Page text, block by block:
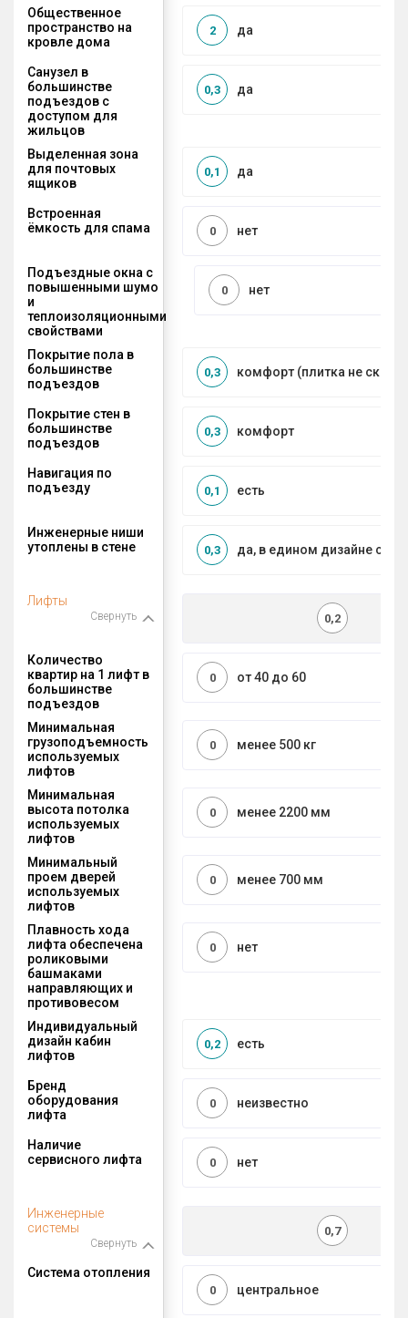
Общественное
пространство на
кровле дома
да
2
Санузел в
большинстве
подъездов с
доступом для
жильцов
да
0,3
Выделенная зона
для почтовых
ящиков
да
0,1
Встроенная
ёмкость для спама
нет
0
Подъездные окна с
повышенными шумо
и
теплоизоляционными
свойствами
нет
0
Покрытие пола в
большинстве
подъездов
комфорт (плитка не
0,3
Покрытие стен в
большинстве
подъездов
комфорт
0,3
Навигация по
подъезду
есть
0,1
Инженерные ниши
утоплены в стене
да, в едином дизайне с
0,3
Лифты
Свернуть 0,2
Количество
квартир на 1 лифт в
большинстве
подъездов
от 40 до 60
0
Минимальная
грузоподъемность
используемых
лифтов
менее 500 кг
0
Минимальная
высота потолка
используемых
лифтов
менее 2200 мм
0
Минимальный
проем дверей
используемых
лифтов
менее 700 мм
0
Плавность хода
лифта обеспечена
роликовыми
башмаками
направляющих и
противовесом
нет
0
Индивидуальный
дизайн кабин
лифтов
есть
0,2
Бренд
оборудования
лифта
неизвестно
0
Наличие
сервисного лифта
нет
0
Инженерные
системы
Свернуть
0,7
Система отопления
центральное
0